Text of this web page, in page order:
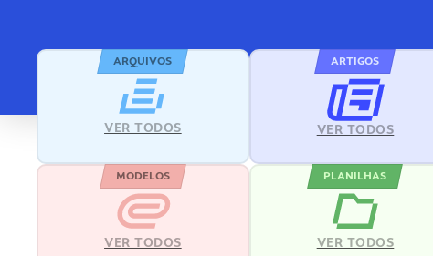
ARQUIVOS
VER TODOS
ARTIGOS
VER TODOS
MODELOS
VER TODOS
PLANILHAS
VER TODOS